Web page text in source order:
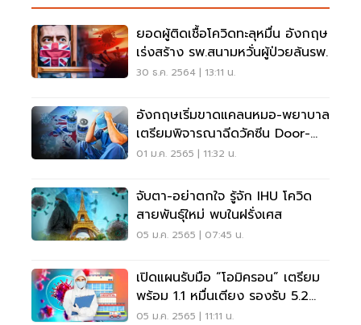
ยอดผู้ติดเชื้อโควิดทะลุหมื่น อังกฤษ
เร่งสร้าง รพ.สนามหวั่นผู้ป่วยล้นรพ.
30 ธ.ค. 2564 | 13:11 น.
อังกฤษเริ่มขาดแคลนหมอ-พยาบาล
เตรียมพิจารณาฉีดวัคซีน Door-
To-Door
01 ม.ค. 2565 | 11:32 น.
จับตา-อย่าตกใจ รู้จัก IHU โควิด
สายพันธุ์ใหม่ พบในฝรั่งเศส
05 ม.ค. 2565 | 07:45 น.
เปิดแผนรับมือ “โอมิครอน” เตรียม
พร้อม 1.1 หมื่นเตียง รองรับ 5.2
หมื่นคน/วัน
05 ม.ค. 2565 | 11:11 น.